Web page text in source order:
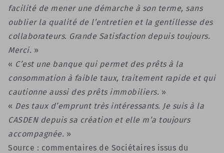
facilité de mener une démarche à son terme, sans
oublier la qualité de l’entretien et la gentillesse des
collaborateurs. Grande Satisfaction depuis toujours.
Merci. »
« C’est une banque qui permet des prêts à la
consommation à faible taux, traitement rapide et qui
cautionne aussi des prêts immobiliers. »
« Des taux d’emprunt très intéressants. Je suis à la
CASDEN depuis sa création et elle m’a toujours
accompagnée. »
Source : commentaires de Sociétaires issus du